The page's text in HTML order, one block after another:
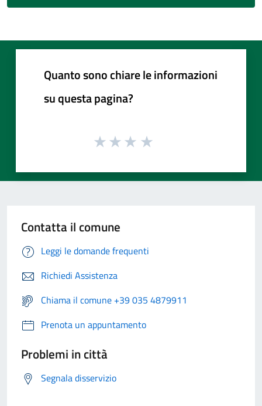
Quanto sono chiare le informazioni
su questa pagina?
Contatta il comune
Leggi le domande frequenti
Richiedi Assistenza
Chiama il comune +39 035 4879911
Prenota un appuntamento
Problemi in città
Segnala disservizio